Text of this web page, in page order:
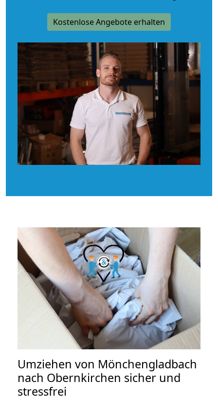
Kostenlose Angebote erhalten
Umziehen von Mönchengladbach
nach Obernkirchen sicher und
stressfrei